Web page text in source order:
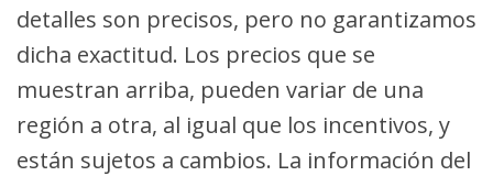
detalles son precisos, pero no garantizamos
dicha exactitud. Los precios que se
muestran arriba, pueden variar de una
región a otra, al igual que los incentivos, y
están sujetos a cambios. La información del